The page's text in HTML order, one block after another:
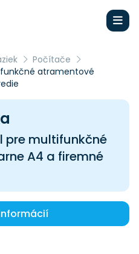
Počítače
atramentové
pre multifunkčné
A4 a firemné